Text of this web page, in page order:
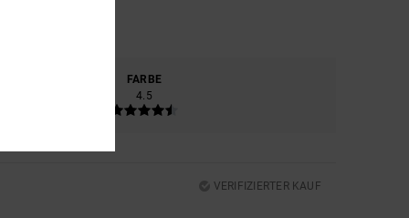
FARBE
4.5
VERIFIZIERTER KAUF